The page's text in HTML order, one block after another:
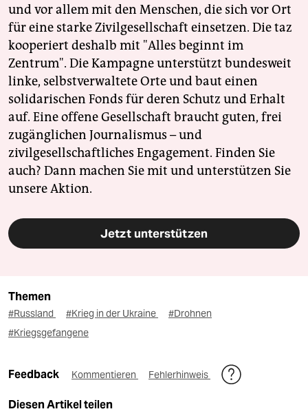
und vor allem mit den Menschen, die sich vor Ort
für eine starke Zivilgesellschaft einsetzen. Die taz
kooperiert deshalb mit "Alles beginnt im
Zentrum". Die Kampagne unterstützt bundesweit
linke, selbstverwaltete Orte und baut einen
solidarischen Fonds für deren Schutz und Erhalt
auf. Eine offene Gesellschaft braucht guten, frei
zugänglichen Journalismus – und
zivilgesellschaftliches Engagement. Finden Sie
auch? Dann machen Sie mit und unterstützen Sie
unsere Aktion.
Jetzt unterstützen
Themen
#Russland #Krieg in der Ukraine
#Drohnen
#Kriegsgefangene
Feedback Kommentieren Fehlerhinweis
Diesen Artikel teilen